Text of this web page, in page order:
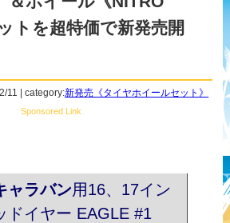
トを超特価で新発売開
11 | category:新発売《タイヤホイールセット》
Sponsored Link
ャラバン用16、17イン
ドイヤー EAGLE #1